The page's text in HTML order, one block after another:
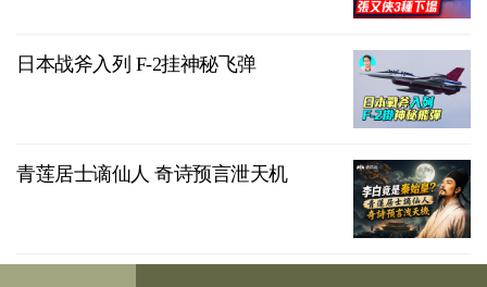
日本战斧入列 F-2挂神秘飞弹
青莲居士谪仙人 奇诗预言泄天机